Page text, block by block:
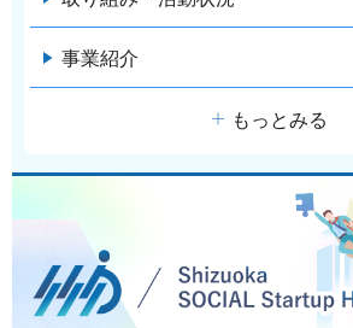
事業紹介
もっとみる